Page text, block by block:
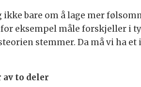
ikke bare om å lage mer
eksempel måle forskjeller i
stemmer. Da må vi ha
to deler